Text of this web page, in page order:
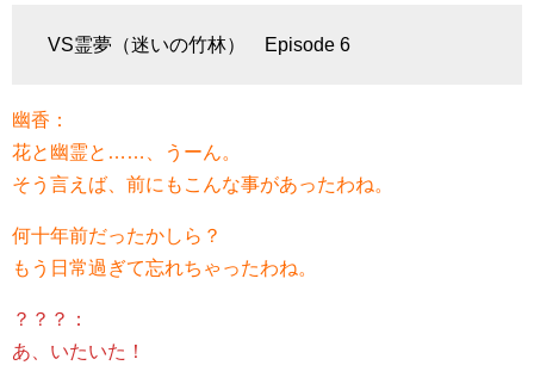
VS霊夢（迷いの竹林） Episode 6
幽香：
花と幽霊と……、うーん。
そう言えば、前にもこんな事があったわね。
何十年前だったかしら？
もう日常過ぎて忘れちゃったわね。
？？？：
あ、いたいた！